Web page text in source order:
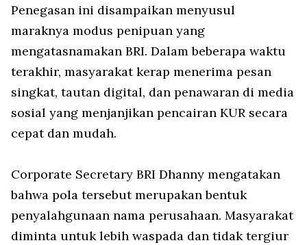
Penegasan ini disampaikan menyusul
maraknya modus penipuan yang
mengatasnamakan BRI. Dalam beberapa waktu
terakhir, masyarakat kerap menerima pesan
singkat, tautan digital, dan penawaran di media
sosial yang menjanjikan pencairan KUR secara
cepat dan mudah.
Corporate Secretary BRI Dhanny mengatakan
bahwa pola tersebut merupakan bentuk
penyalahgunaan nama perusahaan. Masyarakat
diminta untuk lebih waspada dan tidak tergiur